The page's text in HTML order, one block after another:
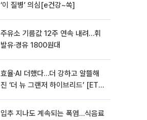
‘이 질병’ 의심[e건강~쏙]
주유소 기름값 12주 연속 내려…휘
발유·경유 1800원대
효율·AI 더했다…더 강하고 알뜰해
진 ‘더 뉴 그랜저 하이브리드’ [ET의
입추 지나도 계속되는 폭염…식음료